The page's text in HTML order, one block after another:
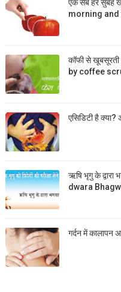
एक सेब हर सुबह
morning and
कॉफी से
by coffee
एसिडिटी है
ऋषि भृगु के
dwara
गर्दन में